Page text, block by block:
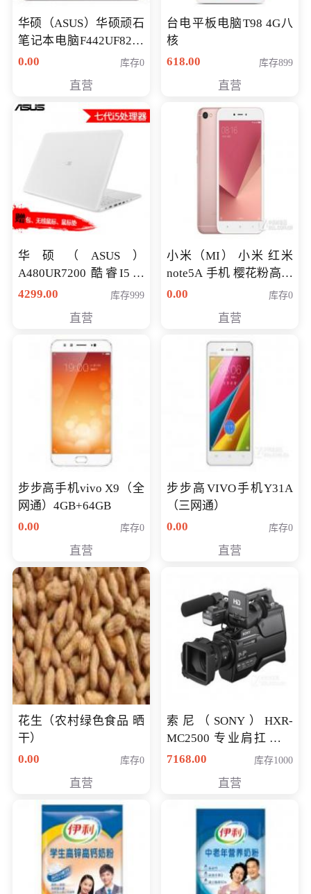
华硕（ASUS）华硕顽石
笔记本电脑F442UF8250
八代独显轻薄办公商务
0.00 库存0
直营
台电平板电脑T98 4G八
核
618.00
库存899
直营
华硕（ASUS）
A480UR7200 酷睿I5超
薄学生办公游戏独显笔
NV930-2G独
4299.00 库存999
直营
小米（MI） 小米 红米
note5A 手机 樱花粉高配
版 全网通(3G+32G)
0.00 库存0
直营
步步高手机vivo X9（全
网通）4GB+64GB
0.00
库存0
直营
步步高VIVO手机Y31A
（三网通）
0.00
库存0
直营
花生（农村绿色食品 晒
干）
0.00
库存0
直营
索尼（SONY）HXR-
MC2500 专业肩扛式存
储卡全高清摄录一体机
清入门级摄像机
7168.00 库存1000
直营